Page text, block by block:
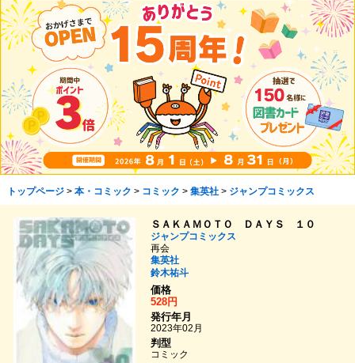
トップページ> 本・コミック > コミック > 集英社> ジャンプコミックス
ＳＡＫＡＭＯＴＯ ＤＡＹＳ １０
ジャンプコミックス
再会
集英社
鈴木祐斗
価格
528円
発行年月
2023年02月
判型
コミック